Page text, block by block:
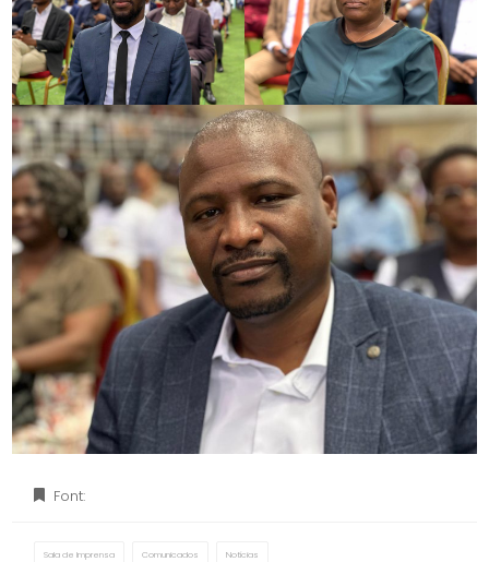
Font:
Sala de Imprensa Comunicados Notícias